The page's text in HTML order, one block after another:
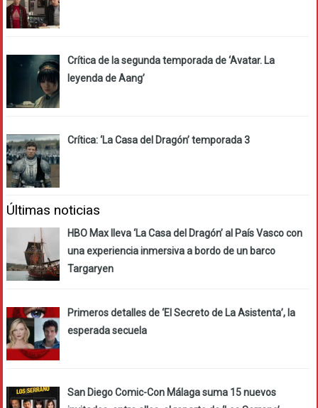
Crítica de la segunda temporada de ‘Avatar. La
leyenda de Aang’
Crítica: ‘La Casa del Dragón’ temporada 3
Últimas noticias
HBO Max lleva ‘La Casa del Dragón’ al País Vasco con
una experiencia inmersiva a bordo de un barco
Targaryen
Primeros detalles de ‘El Secreto de La Asistenta’, la
esperada secuela
San Diego Comic-Con Málaga suma 15 nuevos